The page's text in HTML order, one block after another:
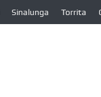
Sinalunga Torrita